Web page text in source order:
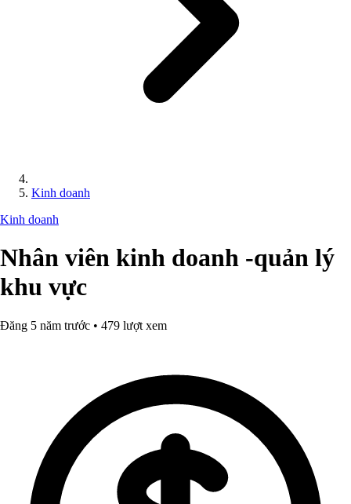
Kinh doanh
Kinh doanh
Nhân viên kinh doanh -quản lý
khu vực
Đăng 5 năm trước • 479 lượt xem